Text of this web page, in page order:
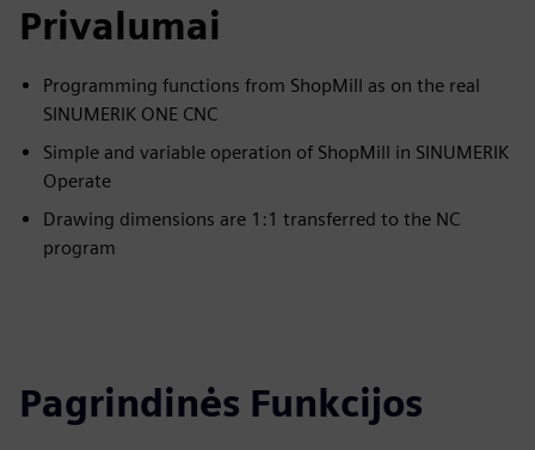
Privalumai
Programming functions from ShopMill as on the real
SINUMERIK ONE CNC
Simple and variable operation of ShopMill in SINUMERIK
Operate
Drawing dimensions are 1:1 transferred to the NC
program
Pagrindinės Funkcijos